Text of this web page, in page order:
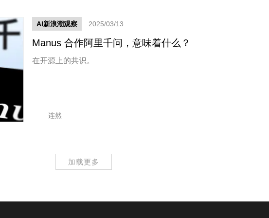
AI新浪潮观察 2025/03/13
Manus 合作阿里千问，意味着什么？
在开源上的共识。
连然
加载更多